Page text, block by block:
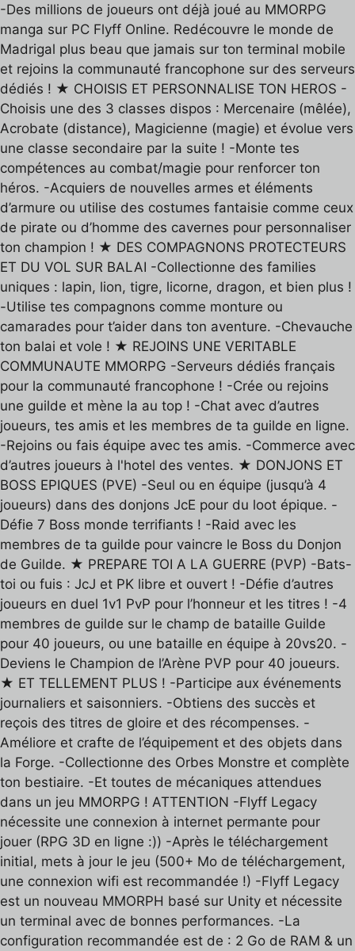
-Des millions de joueurs ont déjà joué au MMORPG
manga sur PC Flyff Online. Redécouvre le monde de
Madrigal plus beau que jamais sur ton terminal mobile
et rejoins la communauté francophone sur des serveurs
dédiés ! ★ CHOISIS ET PERSONNALISE TON HEROS -
Choisis une des 3 classes dispos : Mercenaire (mêlée),
Acrobate (distance), Magicienne (magie) et évolue vers
une classe secondaire par la suite ! -Monte tes
compétences au combat/magie pour renforcer ton
héros. -Acquiers de nouvelles armes et éléments
d’armure ou utilise des costumes fantaisie comme ceux
de pirate ou d’homme des cavernes pour personnaliser
ton champion ! ★ DES COMPAGNONS PROTECTEURS
ET DU VOL SUR BALAI -Collectionne des families
uniques : lapin, lion, tigre, licorne, dragon, et bien plus !
-Utilise tes compagnons comme monture ou
camarades pour t’aider dans ton aventure. -Chevauche
ton balai et vole ! ★ REJOINS UNE VERITABLE
COMMUNAUTE MMORPG -Serveurs dédiés français
pour la communauté francophone ! -Crée ou rejoins
une guilde et mène la au top ! -Chat avec d’autres
joueurs, tes amis et les membres de ta guilde en ligne.
-Rejoins ou fais équipe avec tes amis. -Commerce avec
d’autres joueurs à l'hotel des ventes. ★ DONJONS ET
BOSS EPIQUES (PVE) -Seul ou en équipe (jusqu’à 4
joueurs) dans des donjons JcE pour du loot épique. -
Défie 7 Boss monde terrifiants ! -Raid avec les
membres de ta guilde pour vaincre le Boss du Donjon
de Guilde. ★ PREPARE TOI A LA GUERRE (PVP) -Bats-
toi ou fuis : JcJ et PK libre et ouvert ! -Défie d’autres
joueurs en duel 1v1 PvP pour l’honneur et les titres ! -4
membres de guilde sur le champ de bataille Guilde
pour 40 joueurs, ou une bataille en équipe à 20vs20. -
Deviens le Champion de l’Arène PVP pour 40 joueurs.
★ ET TELLEMENT PLUS ! -Participe aux événements
journaliers et saisonniers. -Obtiens des succès et
reçois des titres de gloire et des récompenses. -
Améliore et crafte de l’équipement et des objets dans
la Forge. -Collectionne des Orbes Monstre et complète
ton bestiaire. -Et toutes de mécaniques attendues
dans un jeu MMORPG ! ATTENTION -Flyff Legacy
nécessite une connexion à internet permante pour
jouer (RPG 3D en ligne :)) -Après le téléchargement
initial, mets à jour le jeu (500+ Mo de téléchargement,
une connexion wifi est recommandée !) -Flyff Legacy
est un nouveau MMORPH basé sur Unity et nécessite
un terminal avec de bonnes performances. -La
configuration recommandée est de : 2 Go de RAM & un